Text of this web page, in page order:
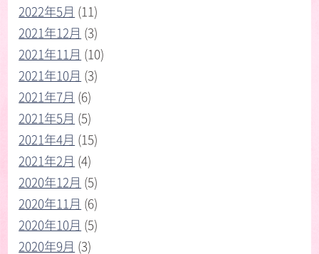
2022年5月 (11)
2021年12月 (3)
2021年11月 (10)
2021年10月 (3)
2021年7月 (6)
2021年5月 (5)
2021年4月 (15)
2021年2月 (4)
2020年12月 (5)
2020年11月 (6)
2020年10月 (5)
2020年9月 (3)